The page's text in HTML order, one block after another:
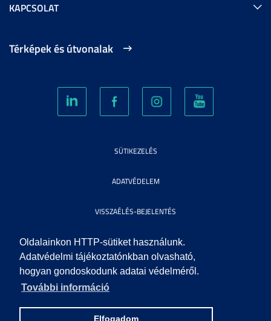
Oldalainkon HTTP-sütiket használunk.
Adatvédelmi tájékoztatónkban olvasható,
hogyan gondoskodunk adatai védelméről.
További információ
Elfogadom
KAPCSOLAT
Térképek és útvonalak
SÜTIKEZELÉS
ADATVÉDELEM
VISSZAÉLÉS-BEJELENTÉS
KÖZÉRDEKŰ ADATOK
IMPRESSZUM